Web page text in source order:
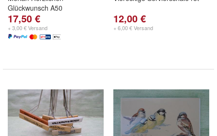
Glückwunsch A50
17,50 €
+ 3,00 € Versand
12,00 €
+ 6,00 € Versand